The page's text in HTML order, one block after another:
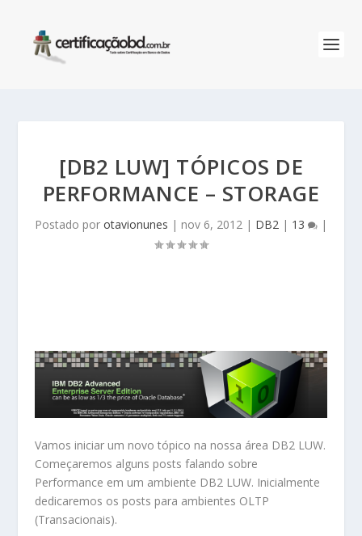
[DB2 LUW] TÓPICOS DE
PERFORMANCE – STORAGE
Postado por otavionunes | nov 6, 2012 | DB2 | 13 |
Vamos iniciar um novo tópico na nossa área DB2 LUW.
Começaremos alguns posts falando sobre
Performance em um ambiente DB2 LUW. Inicialmente
dedicaremos os posts para ambientes OLTP
(Transacionais).